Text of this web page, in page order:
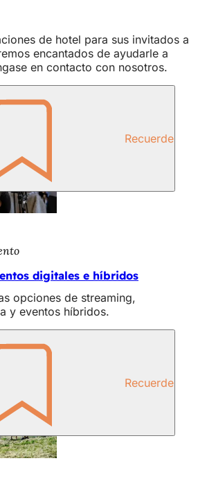
de hotel para sus invitados a
encantados de ayudarle a
en contacto con nosotros.
Recuerde
digitales e híbridos
opciones de streaming,
y eventos híbridos.
Recuerde